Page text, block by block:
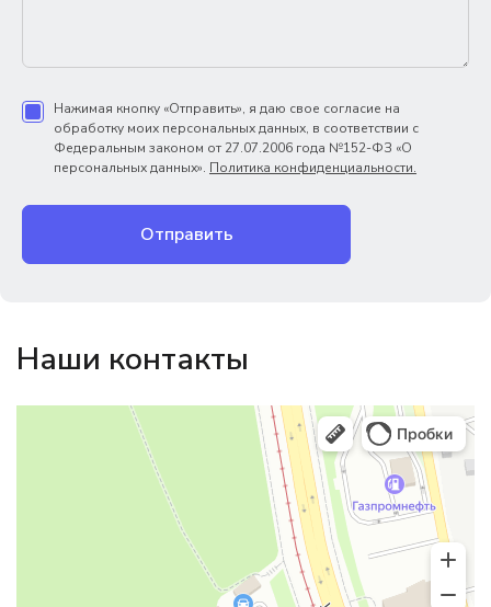
Нажимая кнопку «Отправить», я даю свое согласие на
обработку моих персональных данных, в соответствии с
Федеральным законом от 27.07.2006 года №152-ФЗ «О
персональных данных». Политика конфиденциальности.
Отправить
Наши контакты
Магазин резинотехники
Резиновые и резинотехнические изделия в Екатеринбурге
Садовый инвентарь и техника в Екатеринбурге